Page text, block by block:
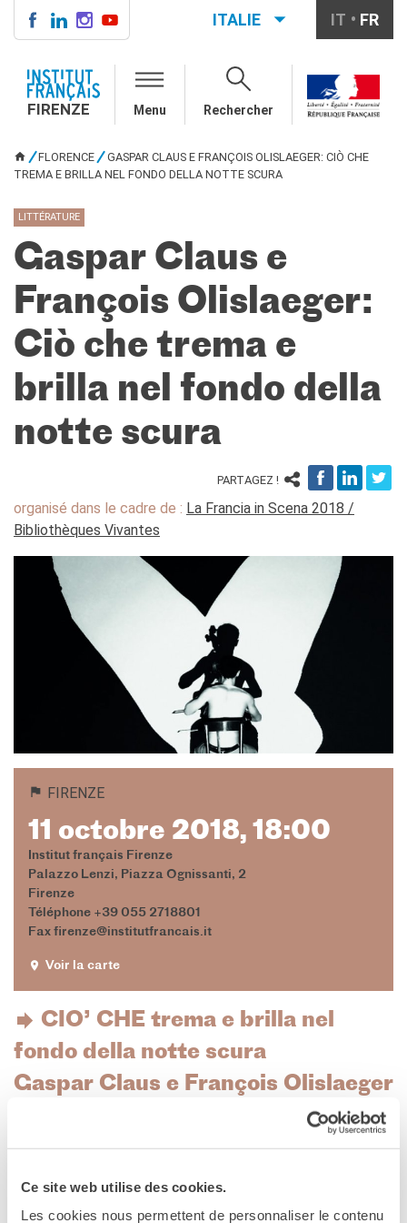
Ce site web utilise des cookies.
Les cookies nous permettent de personnaliser le contenu
QUI SOMMES-NOUS
Directeur
La "Carta" dell'IFF
Affittare i nostri spazi
Informativa privacy
AGENDA CULTURALE
originale
COURS DE FRANÇAIS
Carta Giovani Nazionale
ACPF - COOPERAZIONE
EDUCATIVA
francese
ARCHIVIO
EVENTI/PODCAST
ATTIVITÀ PER LE SCUOLE
Offerta EsaBac
Les Classes Découverte
(public scolaire)
Les Matinées
Le chiavi della città
Ma classe au cinéma
BIBLIOTHÈQUE-
MÉDIATHÈQUE
Catalogo online
Culturethèque
Salon de lecture (online)
LIBRAIRIE FRANÇAISE DE
RECHERCHER
ITALIE IT FR
FIRENZE Menu Rechercher
VOUS ÊTES ICI
FLORENCE
GASPAR CLAUS E FRANÇOIS OLISLAEGER: CIÒ CHE
TREMA E BRILLA NEL FONDO DELLA NOTTE SCURA
LITTÉRATURE
Gaspar Claus e
François Olislaeger:
Ciò che trema e
brilla nel fondo della
notte scura
PARTAGEZ !
organisé dans le cadre de : La Francia in Scena 2018 /
Bibliothèques Vivantes
FIRENZE
11 octobre 2018, 18:00
Institut français Firenze
Palazzo Lenzi, Piazza Ognissanti, 2
Firenze
Téléphone +39 055 2718801
Fax firenze@institutfrancais.it
Voir la carte
CIO’ CHE trema e brilla nel
fondo della notte scura
Gaspar Claus e François Olislaeger
INSTITUT FRANÇAIS DI FIRENZE